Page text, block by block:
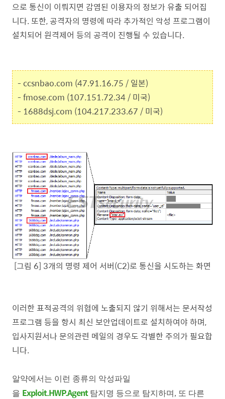
으로 통신이 이뤄지면 감염된 이용자의 정보가 유출 되어집
니다. 또한, 공격자의 명령에 따라 추가적인 악성 프로그램이
설치되어 원격제어 등의 공격이 진행될 수 있습니다.
- ccsnbao.com (47.91.16.75 / 일본)
- fmose.com (107.151.72.34 / 미국)
- 1688dsj.com (104.217.233.67 / 미국)
[그림 6] 3개의 명령 제어 서버(C2)로 통신을 시도하는 화면
이러한 표적공격의 위협에 노출되지 않기 위해서는 문서작성
프로그램 등을 항시 최신 보안업데이트로 설치하여야 하며,
입사지원서나 문의관련 메일의 경우도 각별한 주의가 필요합
니다.
알약에서는 이런 종류의 악성파일
을 Exploit.HWP.Agent 탐지명 등으로 탐지하며, 또 다른